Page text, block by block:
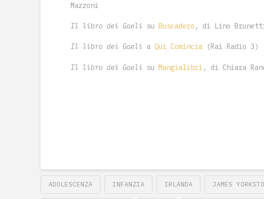
Mazzoni
Il libro dei Gaeli su Buscadero , di Lino
Il libro dei Gaeli a Qui Comincia(Rai Radio 3)
Il libro dei Gaeli su Mangialibri , di Chiara
ADOLESCENZA INFANZIA IRLANDA JAMES